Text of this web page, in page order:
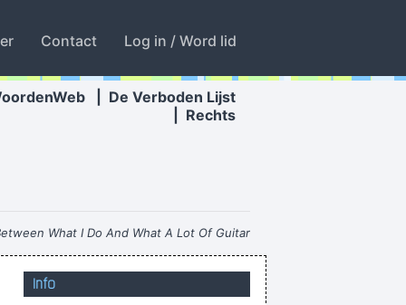
Contact Log in / Word lid
De Verboden Lijst
Rechts
What I Do And What A Lot Of Guitar
Heroes Do~ The Edge
happened, and vice versa.
Info